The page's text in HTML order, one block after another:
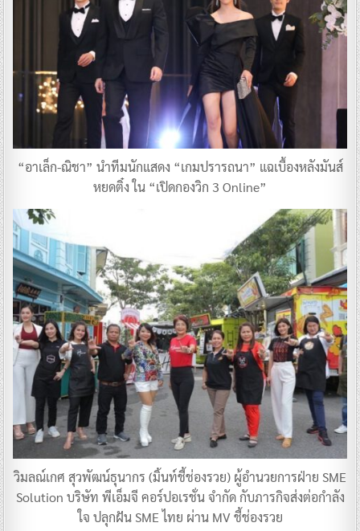
“อาเล็ก-ณิชา” นำทีมนักแสดง “เกมปรารถนา” แฉเบื้องหลังมันส์
หยดติ๋ง ใน “เปิดกองวิก 3 Online”
วิมลณ์เกศ สุวพัฒน์ธุนากร (มิ้นท์ชี้ช่องรวย) ผู้อำนวยการฝ่าย SME
Solution บริษัท พีเอ็มจี คอร์ปอเรชั่น จำกัด กับภารกิจส่งต่อกำลัง
ใจ ปลุกฝัน SME ไทย ผ่าน MV ชี้ช่องรวย